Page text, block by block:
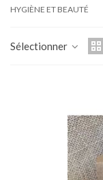
HYGIÈNE ET BEAUTÉ
Sélectionner